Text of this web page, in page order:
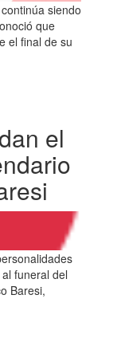
siendo
que
el final de su
el
funeral del
Baresi,